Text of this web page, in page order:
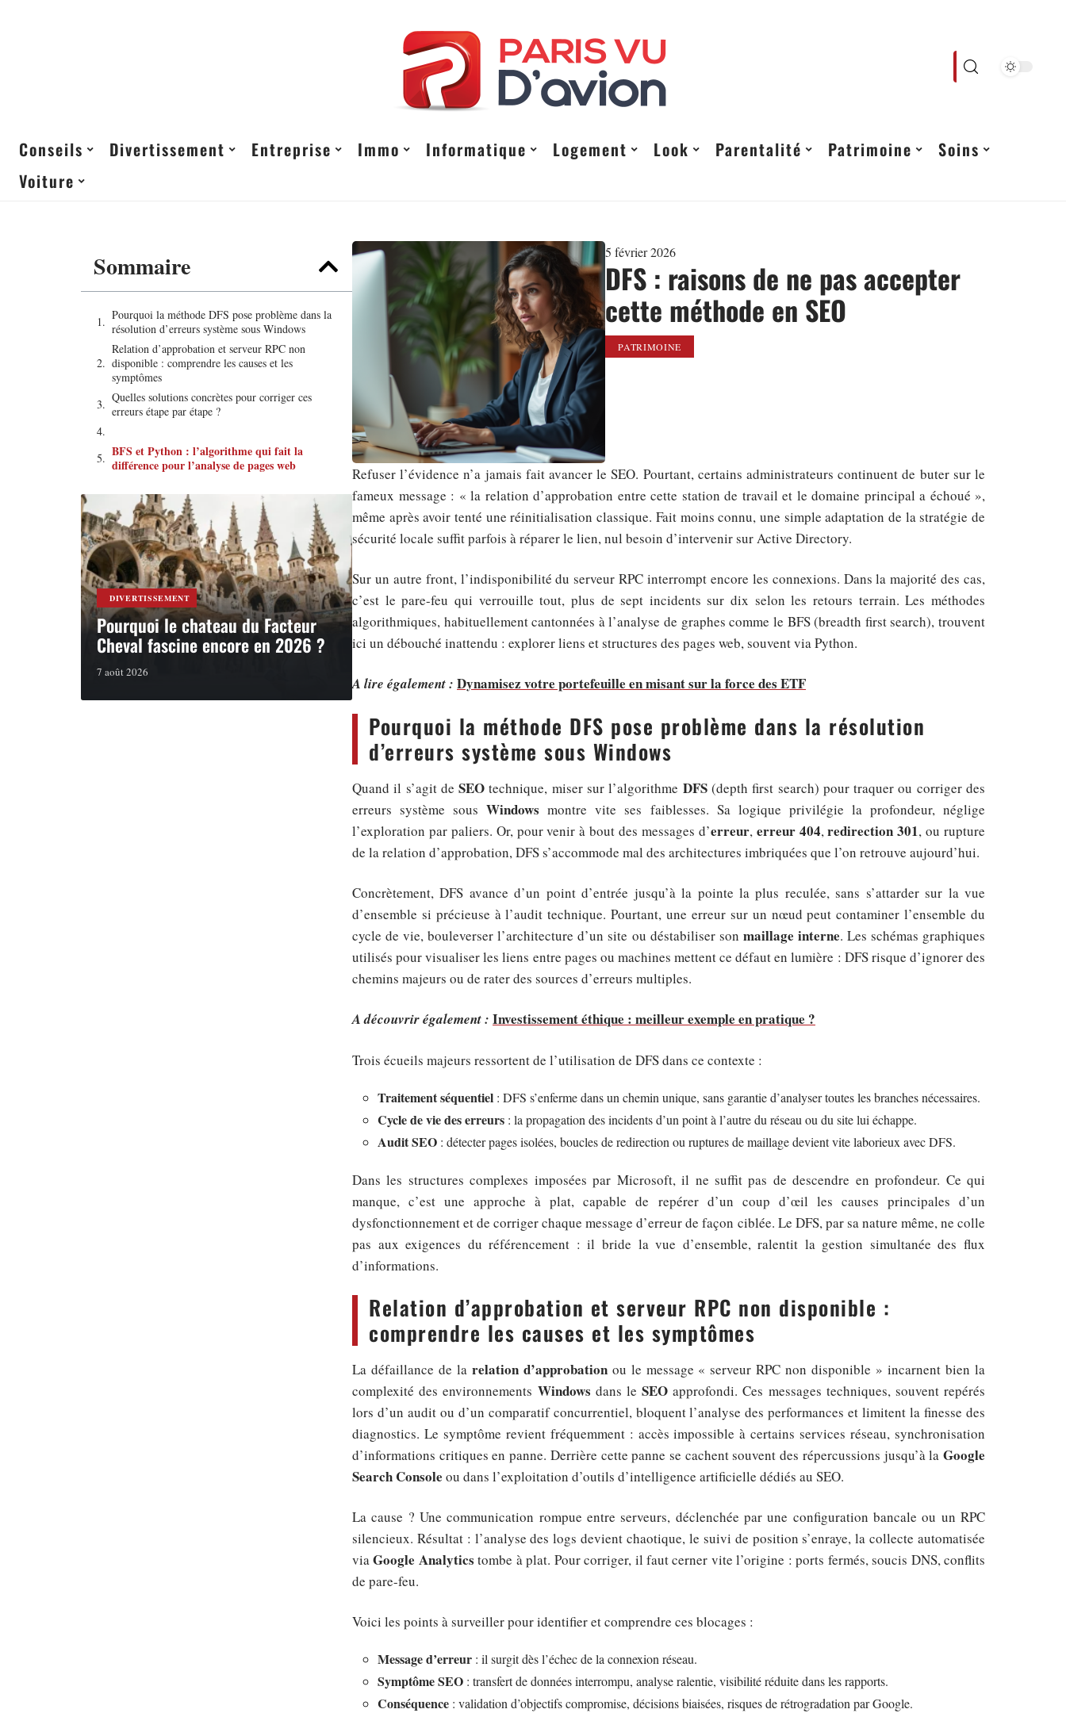
Conseils Divertissement Entreprise Immo Informatique Logement Look Parentalité Patrimoine
Soins
Voiture
Sommaire
Pourquoi la méthode DFS pose problème dans la
résolution d’erreurs système sous Windows
Relation d’approbation et serveur RPC non
disponible : comprendre les causes et les
symptômes
Quelles solutions concrètes pour corriger ces
erreurs étape par étape ?
BFS et Python : l’algorithme qui fait la
différence pour l’analyse de pages web
DIVERTISSEMENT
Pourquoi le chateau du Facteur
Cheval fascine encore en 2026 ?
7 août 2026
5 février 2026
DFS : raisons de ne pas accepter
cette méthode en SEO
PATRIMOINE
Refuser l’évidence n’a jamais fait avancer le SEO. Pourtant, certains administrateurs continuent de buter sur le
fameux message : « la relation d’approbation entre cette station de travail et le domaine principal a échoué »,
même après avoir tenté une réinitialisation classique. Fait moins connu, une simple adaptation de la stratégie de
sécurité locale suffit parfois à réparer le lien, nul besoin d’intervenir sur Active Directory.
Sur un autre front, l’indisponibilité du serveur RPC interrompt encore les connexions. Dans la majorité des cas,
c’est le pare-feu qui verrouille tout, plus de sept incidents sur dix selon les retours terrain. Les méthodes
algorithmiques, habituellement cantonnées à l’analyse de graphes comme le BFS (breadth first search), trouvent
ici un débouché inattendu : explorer liens et structures des pages web, souvent via Python.
A lire également : Dynamisez votre portefeuille en misant sur la force des ETF
Pourquoi la méthode DFS pose problème dans la résolution
d’erreurs système sous Windows
Quand il s’agit deSEO technique, miser sur l’algorithme DFS(depth first search) pour traquer ou corriger des
erreurs système sousWindows montre vite ses faiblesses. Sa logique privilégie la profondeur, néglige
l’exploration par paliers. Or, pour venir à bout des messages d’erreur, erreur 404,redirection 301, ou rupture
de la relation d’approbation, DFS s’accommode mal des architectures imbriquées que l’on retrouve aujourd’hui.
Concrètement, DFS avance d’un point d’entrée jusqu’à la pointe la plus reculée, sans s’attarder sur la vue
d’ensemble si précieuse à l’audit technique. Pourtant, une erreur sur un nœud peut contaminer l’ensemble du
cycle de vie, bouleverser l’architecture d’un site ou déstabiliser son maillage interne. Les schémas graphiques
utilisés pour visualiser les liens entre pages ou machines mettent ce défaut en lumière : DFS risque d’ignorer des
chemins majeurs ou de rater des sources d’erreurs multiples.
A découvrir également : Investissement éthique : meilleur exemple en pratique ?
Trois écueils majeurs ressortent de l’utilisation de DFS dans ce contexte :
Traitement séquentiel : DFS s’enferme dans un chemin unique, sans garantie d’analyser toutes les branches nécessaires.
Cycle de vie des erreurs : la propagation des incidents d’un point à l’autre du réseau ou du site lui échappe.
Audit SEO : détecter pages isolées, boucles de redirection ou ruptures de maillage devient vite laborieux avec DFS.
Dans les structures complexes imposées par Microsoft, il ne suffit pas de descendre en profondeur. Ce qui
manque, c’est une approche à plat, capable de repérer d’un coup d’œil les causes principales d’un
dysfonctionnement et de corriger chaque message d’erreur de façon ciblée. Le DFS, par sa nature même, ne colle
pas aux exigences du référencement : il bride la vue d’ensemble, ralentit la gestion simultanée des flux
d’informations.
Relation d’approbation et serveur RPC non disponible :
comprendre les causes et les symptômes
La défaillance de la relation d’approbationou le message « serveur RPC non disponible » incarnent bien la
complexité des environnements Windows dans le SEO approfondi. Ces messages techniques, souvent repérés
lors d’un audit ou d’un comparatif concurrentiel, bloquent l’analyse des performances et limitent la finesse des
diagnostics. Le symptôme revient fréquemment : accès impossible à certains services réseau, synchronisation
d’informations critiques en panne. Derrière cette panne se cachent souvent des répercussions jusqu’à la Google
Search Console ou dans l’exploitation d’outils d’intelligence artificielle dédiés au SEO.
La cause ? Une communication rompue entre serveurs, déclenchée par une configuration bancale ou un RPC
silencieux. Résultat : l’analyse des logs devient chaotique, le suivi de position s’enraye, la collecte automatisée
viaGoogle Analytics tombe à plat. Pour corriger, il faut cerner vite l’origine : ports fermés, soucis DNS, conflits
de pare-feu.
Voici les points à surveiller pour identifier et comprendre ces blocages :
Message d’erreur : il surgit dès l’échec de la connexion réseau.
Symptôme SEO : transfert de données interrompu, analyse ralentie, visibilité réduite dans les rapports.
Conséquence : validation d’objectifs compromise, décisions biaisées, risques de rétrogradation par Google.